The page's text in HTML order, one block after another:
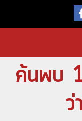
ค้นพบ